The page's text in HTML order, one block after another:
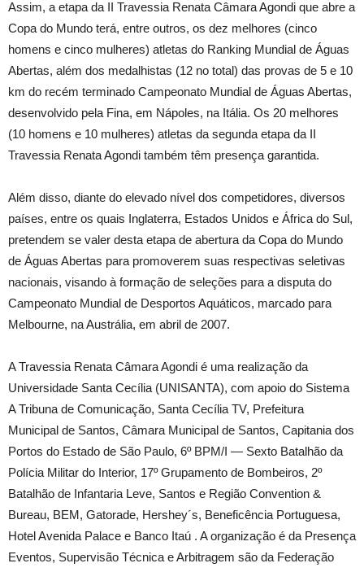
Assim, a etapa da II Travessia Renata Câmara Agondi que abre a
Copa do Mundo terá, entre outros, os dez melhores (cinco
homens e cinco mulheres) atletas do Ranking Mundial de Águas
Abertas, além dos medalhistas (12 no total) das provas de 5 e 10
km do recém terminado Campeonato Mundial de Águas Abertas,
desenvolvido pela Fina, em Nápoles, na Itália. Os 20 melhores
(10 homens e 10 mulheres) atletas da segunda etapa da II
Travessia Renata Agondi também têm presença garantida.
Além disso, diante do elevado nível dos competidores, diversos
países, entre os quais Inglaterra, Estados Unidos e África do Sul,
pretendem se valer desta etapa de abertura da Copa do Mundo
de Águas Abertas para promoverem suas respectivas seletivas
nacionais, visando à formação de seleções para a disputa do
Campeonato Mundial de Desportos Aquáticos, marcado para
Melbourne, na Austrália, em abril de 2007.
A Travessia Renata Câmara Agondi é uma realização da
Universidade Santa Cecília (UNISANTA), com apoio do Sistema
A Tribuna de Comunicação, Santa Cecília TV, Prefeitura
Municipal de Santos, Câmara Municipal de Santos, Capitania dos
Portos do Estado de São Paulo, 6º BPM/I — Sexto Batalhão da
Polícia Militar do Interior, 17º Grupamento de Bombeiros, 2º
Batalhão de Infantaria Leve, Santos e Região Convention &
Bureau, BEM, Gatorade, Hershey´s, Beneficência Portuguesa,
Hotel Avenida Palace e Banco Itaú . A organização é da Presença
Eventos, Supervisão Técnica e Arbitragem são da Federação